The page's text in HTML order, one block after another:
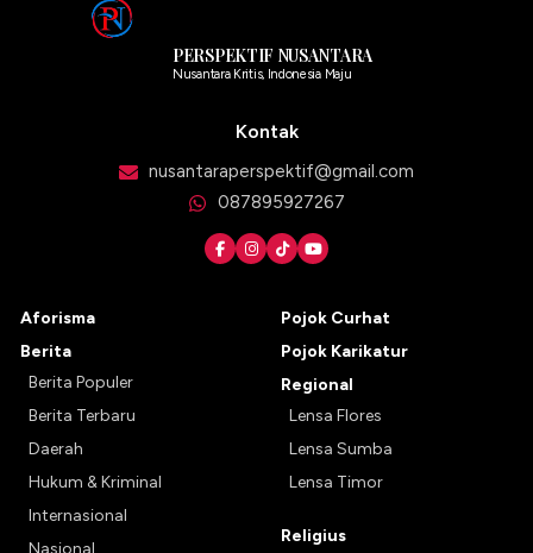
PERSPEKTIF NUSANTARA
Nusantara Kritis, Indonesia Maju
Kontak
nusantaraperspektif@gmail.com
087895927267
Aforisma
Berita
Berita Populer
Berita Terbaru
Daerah
Hukum & Kriminal
Internasional
Pojok Curhat
Pojok Karikatur
Regional
Lensa Flores
Lensa Sumba
Lensa Timor
Religius